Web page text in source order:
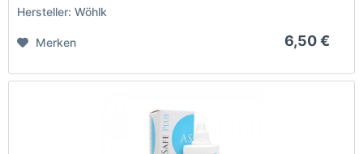
Hersteller: Wöhlk
6,50 €
Merken